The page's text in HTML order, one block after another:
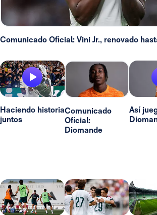
Comunicado Oficial: Vini Jr., renovado
Haciendo historia
juntos
Comunicado
Oficial:
Diomande
Así